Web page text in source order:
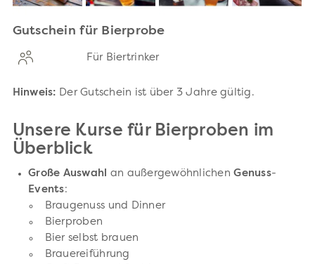
Gutschein für Bierprobe
Für Biertrinker
Hinweis: Der Gutschein ist über 3 Jahre gültig.
Unsere Kurse für Bierproben im
Überblick
Große Auswahl an außergewöhnlichenGenuss-
Events:
Braugenuss und Dinner
Bierproben
Bier selbst brauen
Brauereiführung